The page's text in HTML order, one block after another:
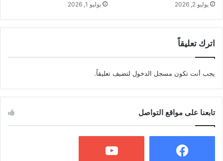
يوليو 2, 2026 يوليو 1, 2026
اترك تعليقاً
يجب أنت تكون مسجل الدخول لتضيف تعليقاً.
تابعنا على مواقع التواصل